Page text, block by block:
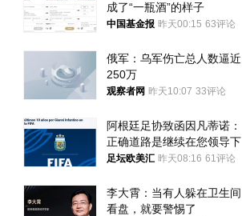
成了“一瓶酒”的样子
中国基金报 昨天00:15 63评论
俄军：乌军伤亡总人数逼近
250万
观察者网 昨天10:07 33评论
阿根廷足协致函因凡蒂诺：
正确道路是继续在您领导下
足坛欧美汇 昨天08:16 61评论
李大霄：当有人躲在卫生间
看盘，就要警惕了